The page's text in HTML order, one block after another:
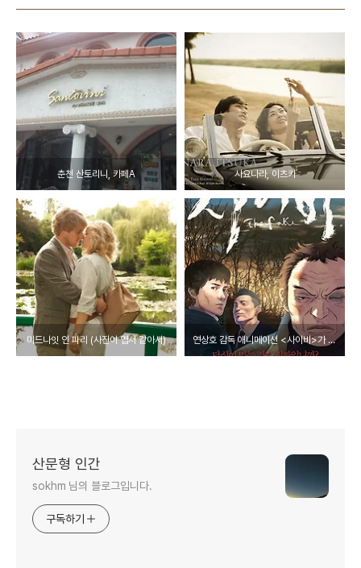
춘천 산토리니, 카페A 사요나라, 이츠카
미드나잇 인 파리 (사진이 엽서 같아서) 연상호 감독 애니메이션 <사이비>가 던지는 질문
산문형 인간
sokhm 님의 블로그입니다.
구독하기